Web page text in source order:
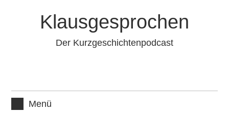
Klausgesprochen
Der Kurzgeschichtenpodcast
Menü